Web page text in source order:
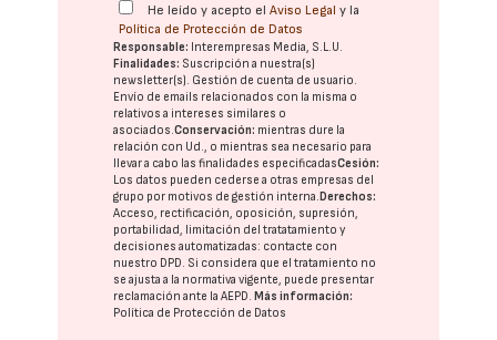
He leído y acepto elAviso Legal y la
Política de Protección de Datos
Responsable: Interempresas Media, S.L.U.
Finalidades: Suscripción a nuestra(s)
newsletter(s). Gestión de cuenta de usuario.
Envío de emails relacionados con la misma o
relativos a intereses similares o
asociados.Conservación: mientras dure la
relación con Ud., o mientras sea necesario para
llevar a cabo las finalidades especificadasCesión:
Los datos pueden cederse a otras empresas del
grupo por motivos de gestión interna.Derechos:
Acceso, rectificación, oposición, supresión,
portabilidad, limitación del tratatamiento y
decisiones automatizadas: contacte con
nuestro DPD. Si considera que el tratamiento no
se ajusta a la normativa vigente, puede presentar
reclamación ante laAEPD.Más información:
Política de Protección de Datos